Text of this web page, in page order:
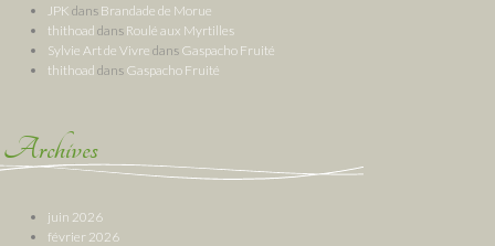
JPK dans Brandade de Morue
thithoad dans Roulé aux Myrtilles
Sylvie Art de Vivre dans Gaspacho Fruité
thithoad dans Gaspacho Fruité
Archives
juin 2026
février 2026